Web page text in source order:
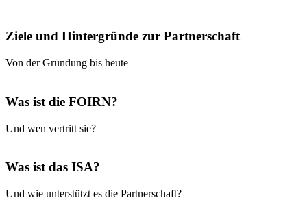
Ziele und Hintergründe zur Partnerschaft
Von der Gründung bis heute
Was ist die FOIRN?
Und wen vertritt sie?
Was ist das ISA?
Und wie unterstützt es die Partnerschaft?